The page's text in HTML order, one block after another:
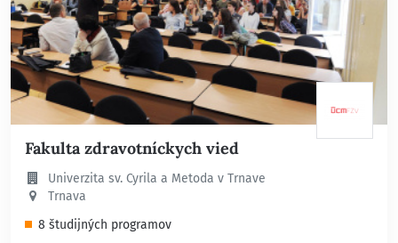
Fakulta zdravotníckych vied
Univerzita sv. Cyrila a Metoda v Trnave
Trnava
8 študijných programov